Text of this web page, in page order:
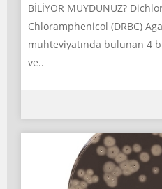
BİLİYOR MUYDUNUZ?
Chloramphenicol (DRBC)
muhteviyatında bulunan 4
ve..